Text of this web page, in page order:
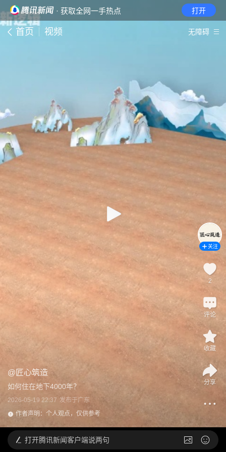
· 获取全网一手热点 打开
首页 视频 无障碍
@ 匠心筑造
如何住在地下4000年？
2026-05-19 22:37 发布于广东
作者声明：个人观点，仅供参考
关注
2
评论
收藏
分享
打开腾讯新闻客户端说两句